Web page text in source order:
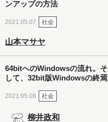
ンアップの方法
2021.05.07 社会
山本マサヤ
64bitへのWindowsの流れ。そ
して、32bit版Windowsの終焉
2021.05.06 社会
柳井政和